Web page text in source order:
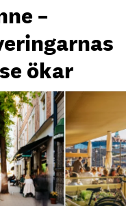
–
ökar
Dryck vinbar samt